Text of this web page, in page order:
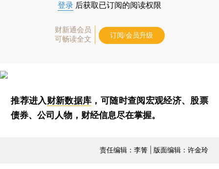
登录 后获取已订阅的阅读权限
财新通会员
可畅读全文
订阅/会员升级
推荐进入财新数据库 ，可随时查阅宏观经济、股票
债券、公司人物，财经信息尽在掌握。
责任编辑：李箐 | 版面编辑：许金玲